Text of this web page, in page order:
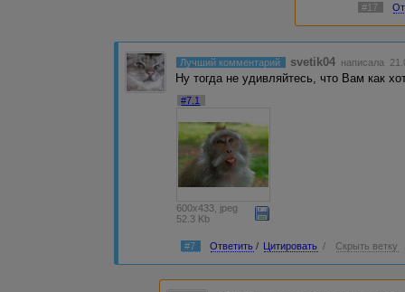
#17
Лучший комментарий svetik04 написала
Ну тогда не удивляйтесь, что Вам как
#7.1
600x433, jpeg
52.3 Kb
#7 Ответить / Цитировать / Скрыть ветку